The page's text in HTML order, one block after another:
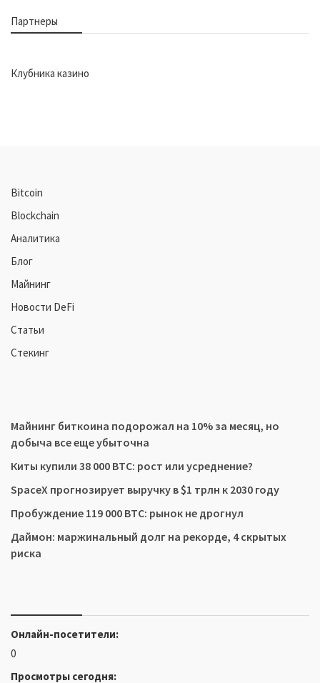
Партнеры
Клубника казино
Bitcoin
Blockchain
Аналитика
Блог
Майнинг
Новости DeFi
Статьи
Стекинг
Майнинг биткоина подорожал на 10% за месяц, но
добыча все еще убыточна
Киты купили 38 000 BTC: рост или усреднение?
SpaceX прогнозирует выручку в $1 трлн к 2030 году
Пробуждение 119 000 BTC: рынок не дрогнул
Даймон: маржинальный долг на рекорде, 4 скрытых
риска
Онлайн-посетители:
0
Просмотры сегодня: